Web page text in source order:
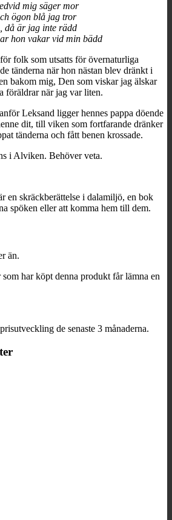
mig säger mor
ögon blå jag tror
då är jag inte rädd
hon vakar vid min bädd
folk som utsatts för övernaturliga
tänderna när hon nästan blev dränkt i
bakom mig, Den som viskar jag älskar
föräldrar när jag var liten.
Leksand ligger hennes pappa döende
dit, till viken som fortfarande dränker
tänderna och fått benen krossade.
i Alviken. Behöver veta.
en skräckberättelse i dalamiljö, en bok
spöken eller att komma hem till dem.
än.
har köpt denna produkt får lämna en
de senaste 3 månaderna.